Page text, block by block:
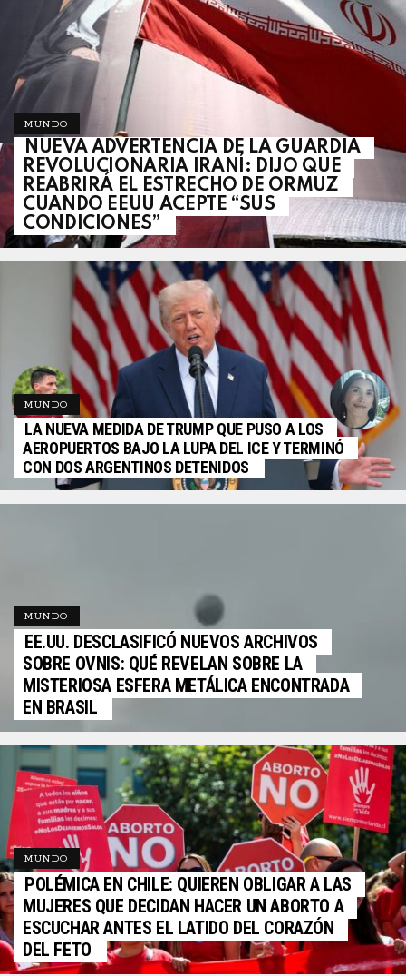
MUNDO
NUEVA ADVERTENCIA DE LA GUARDIA
REVOLUCIONARIA IRANÍ: DIJO QUE
REABRIRÁ EL ESTRECHO DE ORMUZ
CUANDO EEUU ACEPTE “SUS
CONDICIONES”
MUNDO
LA NUEVA MEDIDA DE TRUMP QUE PUSO A LOS
AEROPUERTOS BAJO LA LUPA DEL ICE Y TERMINÓ
CON DOS ARGENTINOS DETENIDOS
MUNDO
EE.UU. DESCLASIFICÓ NUEVOS ARCHIVOS
SOBRE OVNIS: QUÉ REVELAN SOBRE LA
MISTERIOSA ESFERA METÁLICA ENCONTRADA
EN BRASIL
MUNDO
POLÉMICA EN CHILE: QUIEREN OBLIGAR A LAS
MUJERES QUE DECIDAN HACER UN ABORTO A
ESCUCHAR ANTES EL LATIDO DEL CORAZÓN
DEL FETO